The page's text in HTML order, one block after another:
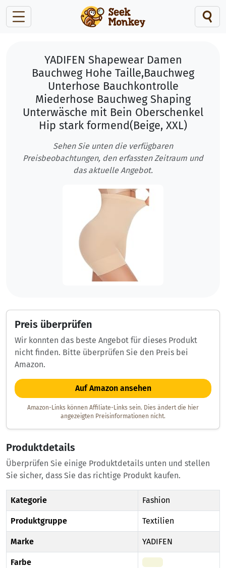
YADIFEN Shapewear Damen
Bauchweg Hohe Taille,Bauchweg
Unterhose Bauchkontrolle
Miederhose Bauchweg Shaping
Unterwäsche mit Bein Oberschenkel
Hip stark formend(Beige, XXL)
Sehen Sie unten die verfügbaren
Preisbeobachtungen, den erfassten Zeitraum und
das aktuelle Angebot.
Preis überprüfen
Wir konnten das beste Angebot für dieses Produkt
nicht finden. Bitte überprüfen Sie den Preis bei
Amazon.
Auf Amazon ansehen
Amazon-Links können Affiliate-Links sein. Dies ändert die hier
angezeigten Preisinformationen nicht.
Produktdetails
Überprüfen Sie einige Produktdetails unten und stellen
Sie sicher, dass Sie das richtige Produkt kaufen.
Kategorie Fashion
Produktgruppe Textilien
Marke YADIFEN
Farbe